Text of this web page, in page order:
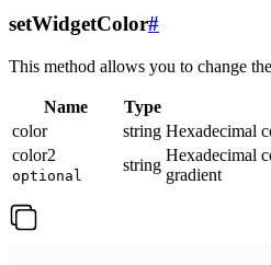
setWidgetColor#
This method allows you to change
Name Type
color
string Hexadecimal
color2
optional
string
Hexadecimal
gradient